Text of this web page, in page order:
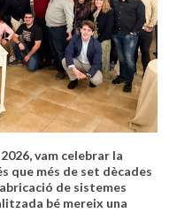
vam celebrar la
que més de set dècades
de sistemes
bé mereix una